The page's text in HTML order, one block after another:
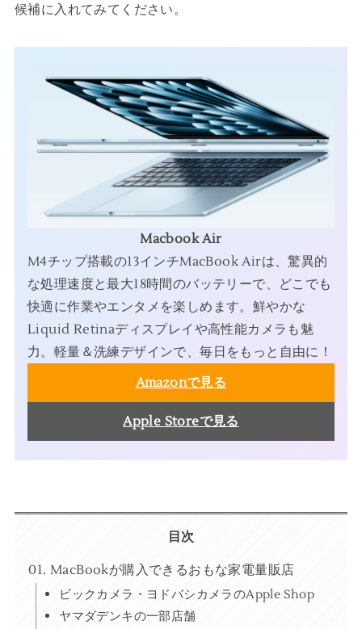
候補に入れてみてください。
Macbook Air
M4チップ搭載の13インチMacBook Airは、驚異的
な処理速度と最大18時間のバッテリーで、どこでも
快適に作業やエンタメを楽しめます。鮮やかな
Liquid Retinaディスプレイや高性能カメラも魅
力。軽量＆洗練デザインで、毎日をもっと自由に！
Amazonで見る
Apple Storeで見る
目次
MacBookが購入できるおもな家電量販店
ビックカメラ・ヨドバシカメラのApple Shop
ヤマダデンキの一部店舗